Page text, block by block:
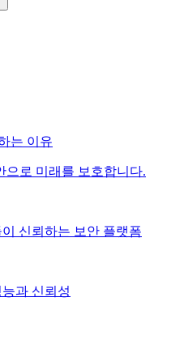
는 이유
으로 미래를 보호합니다.
신뢰하는 보안 플랫폼
과 신뢰성